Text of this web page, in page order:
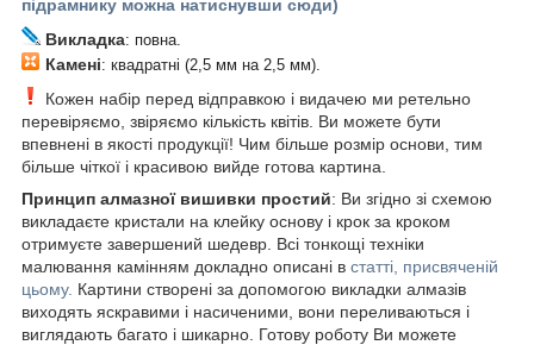
підрамнику можна натиснувши сюди)
Викладка: повна.
Камені: квадратні (2,5 мм на 2,5 мм).
Кожен набір перед відправкою і видачею ми ретельно
перевіряємо, звіряємо кількість квітів. Ви можете бути
впевнені в якості продукції! Чим більше розмір основи, тим
більше чіткої і красивою вийде готова картина.
Принцип алмазної вишивки простий: Ви згідно зі схемою
викладаєте кристали на клейку основу і крок за кроком
отримуєте завершений шедевр. Всі тонкощі техніки
малювання камінням докладно описані в статті, присвяченій
цьому. Картини створені за допомогою викладки алмазів
виходять яскравими і насиченими, вони переливаються і
виглядають багато і шикарно. Готову роботу Ви можете